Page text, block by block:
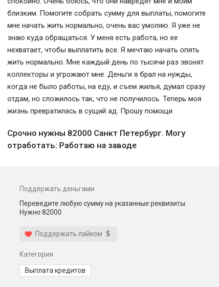
близким. Помогите собрать сумму для выплаты, помогите
мне начать жить нормально, очень вас умоляю. Я уже не
знаю куда обращаться. У меня есть работа, но ее
нехватает, чтобы выплатить все. Я мечтаю начать опять
жить нормально. Мне каждый день по тысячи раз звонят
коллекторы и угрожают мне. Деньги я брал на нужды,
когда не было работы, на еду, и съем жилья, думал сразу
отдам, но сложилось так, что не получилось. Теперь моя
жизнь превратилась в сущий ад. Прошу помощи
Срочно нужны 82000 Санкт Петербург. Могу
отработать: Работаю на заводе
Поддержать деньгами
Переведите любую сумму на указанные реквизиты.
Нужно 82000
Поддержать лайком 5
Категория
Выплата кредитов